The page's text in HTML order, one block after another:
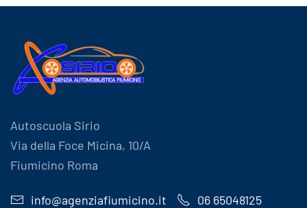
Autoscuola Sirio
Via della Foce Micina, 10/A
Fiumicino Roma
info@agenziafiumicino.it 06 65048125